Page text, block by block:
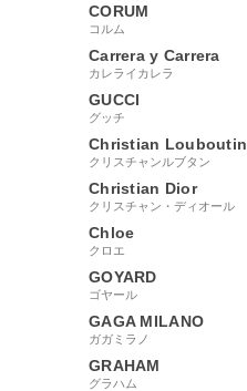
CORUM
コルム
Carrera y Carrera
カレライカレラ
GUCCI
グッチ
Christian Louboutin
クリスチャンルブタン
Christian Dior
クリスチャン・ディオール
Chloe
クロエ
GOYARD
ゴヤール
GAGA MILANO
ガガミラノ
GRAHAM
グラハム